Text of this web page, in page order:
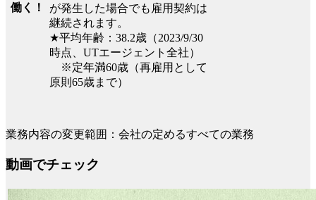
働く！
が発生した場合でも雇用契約は
継続されます。
★平均年齢：38.2歳（2023/9/30
時点、UTエージェント全社）
※定年満60歳（再雇用として
原則65歳まで）
業務内容の変更範囲：会社の定めるすべての業務
動画でチェック